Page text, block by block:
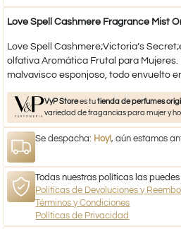
Love Spell Cashmere Fragrance Mist
Love Spell Cashmere;Victoria’s
olfativa Aromática Frutal para
malvavisco esponjoso, todo envuelto en
VyP Storees tutienda de perfumes
variedad de fragancias para mujer y
Se despacha: Hoy!, aún estamos
Todas nuestras políticas las
Políticas de Devoluciones y
Términos y Condiciones
Políticas de Privacidad